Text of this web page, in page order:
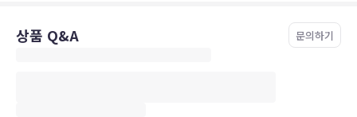
상품 Q&A 문의하기